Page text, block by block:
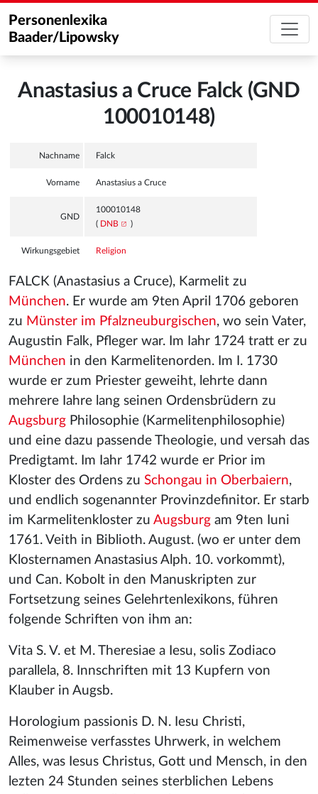
Personenlexika
Baader/Lipowsky
Anastasius a Cruce Falck (GND
100010148)
Nachname Falck
Vorname Anastasius a Cruce
GND
100010148
( DNB )
Wirkungsgebiet Religion
FALCK (Anastasius a Cruce), Karmelit zu
München. Er wurde am 9ten April 1706 geboren
zu Münster im Pfalzneuburgischen, wo sein Vater,
Augustin Falk, Pfleger war. Im Iahr 1724 tratt er zu
München in den Karmelitenorden. Im I. 1730
wurde er zum Priester geweiht, lehrte dann
mehrere Iahre lang seinen Ordensbrüdern zu
Augsburg Philosophie (Karmelitenphilosophie)
und eine dazu passende Theologie, und versah das
Predigtamt. Im Iahr 1742 wurde er Prior im
Kloster des Ordens zu Schongau in Oberbaiern,
und endlich sogenannter Provinzdefinitor. Er starb
im Karmelitenkloster zu Augsburg am 9ten Iuni
1761. Veith in Biblioth. August. (wo er unter dem
Klosternamen Anastasius Alph. 10. vorkommt),
und Can. Kobolt in den Manuskripten zur
Fortsetzung seines Gelehrtenlexikons, führen
folgende Schriften von ihm an:
Vita S. V. et M. Theresiae a Iesu, solis Zodiaco
parallela, 8. Innschriften mit 13 Kupfern von
Klauber in Augsb.
Horologium passionis D. N. Iesu Christi,
Reimenweise verfasstes Uhrwerk, in welchem
Alles, was Iesus Christus, Gott und Mensch, in den
lezten 24 Stunden seines sterblichen Lebens